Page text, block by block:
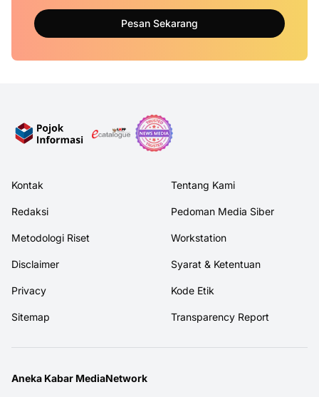
Pesan Sekarang
Kontak Tentang Kami
Redaksi Pedoman Media Siber
Metodologi Riset Workstation
Disclaimer Syarat & Ketentuan
Privacy Kode Etik
Sitemap Transparency Report
Aneka Kabar MediaNetwork